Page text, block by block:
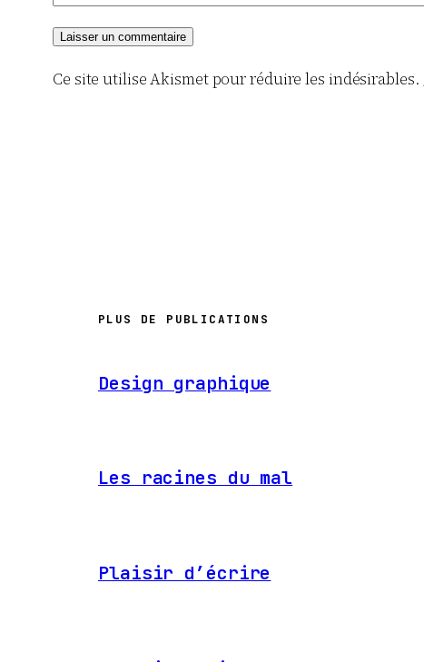
Ce site utilise Akismet pour réduire les indésirables.
PLUS DE PUBLICATIONS
Design graphique
Les racines du mal
Plaisir d’écrire